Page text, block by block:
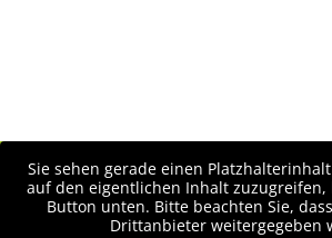
Sie sehen gerade einen
auf den eigentlichen Inhalt zuzugreifen,
Button unten. Bitte beachten Sie,
Drittanbieter weitergegeben